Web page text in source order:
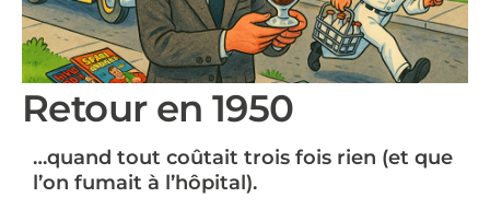
Retour en 1950
…quand tout coûtait trois fois rien (et que
l’on fumait à l’hôpital).